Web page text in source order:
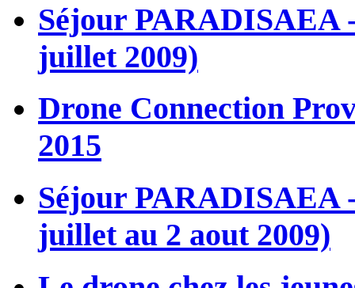
Séjour PARADISAEA
juillet 2009)
Drone Connection
2015
Séjour PARADISAEA
juillet au 2 aout 2009)